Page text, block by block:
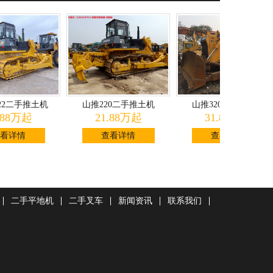
手推土机
万起
详情
山推220二手推土机
21.88万起
查看详情
山推320二手推土机
31.88万起
查看详情
二手平地机 二手叉车 新闻资讯 联系我们